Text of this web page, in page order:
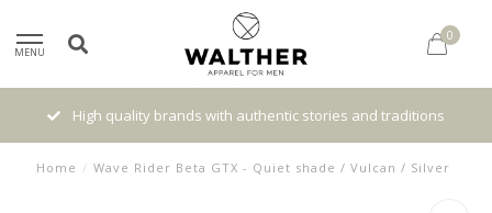
MENU
0
High quality brands with authentic stories and traditions
Home / Wave Rider Beta GTX - Quiet shade / Vulcan / Silver